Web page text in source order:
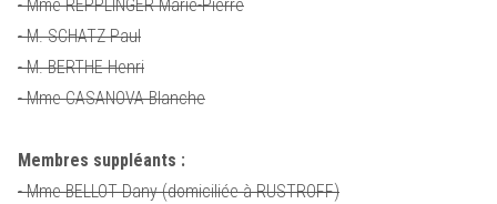
- Mme REPPLINGER Marie-Pierre
- M. SCHATZ Paul
- M. BERTHE Henri
- Mme CASANOVA Blanche
Membres suppléants :
- Mme BELLOT Dany (domiciliée à RUSTROFF)